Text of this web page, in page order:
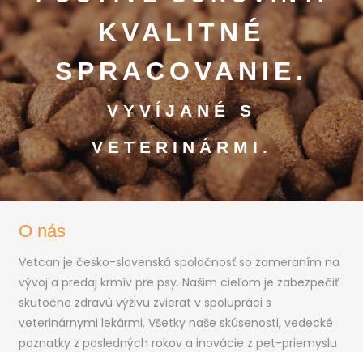
KVALITNÉ
SPRACOVANIE.
VYVÍJANÉ S
VETERINÁRMI.
O nás
Vetcan je česko-slovenská spoločnosť so zameraním na
vývoj a predaj krmív pre psy. Našim cieľom je zabezpečiť
skutočne zdravú výživu zvierat v spolupráci s
veterinárnymi lekármi. Všetky naše skúsenosti, vedecké
poznatky z posledných rokov a inovácie z pet-priemyslu